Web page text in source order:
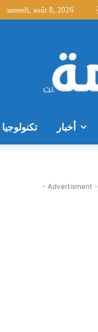
samedi, août 8, 2026
أخبار تكنولوجيا
- Advertisment -